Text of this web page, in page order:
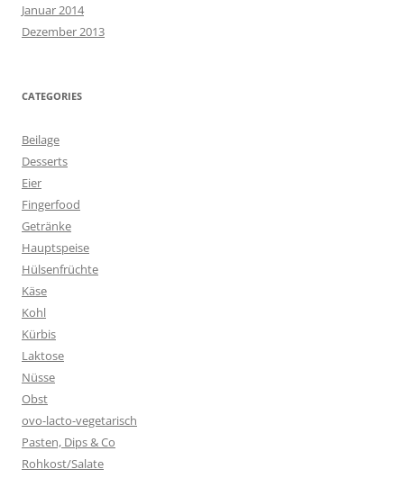
Januar 2014
Dezember 2013
CATEGORIES
Beilage
Desserts
Eier
Fingerfood
Getränke
Hauptspeise
Hülsenfrüchte
Käse
Kohl
Kürbis
Laktose
Nüsse
Obst
ovo-lacto-vegetarisch
Pasten, Dips & Co
Rohkost/Salate